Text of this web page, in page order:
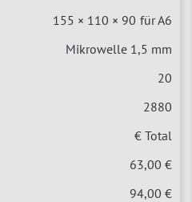
155 × 110 × 90 für A6
Mikrowelle 1,5 mm
20
2880
€ Total
63,00 €
94,00 €